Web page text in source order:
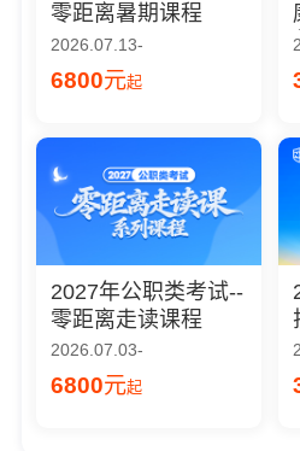
零距离暑期课程
2026.07.13-
6800元起
2027年公职类考试--
零距离走读课程
2026.07.03-
6800元起